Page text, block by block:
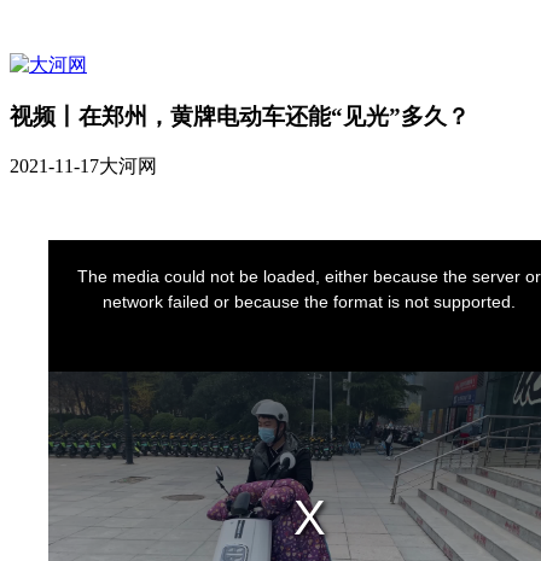
视频丨在郑州，黄牌电动车还能“见光”多久？
2021-11-17大河网